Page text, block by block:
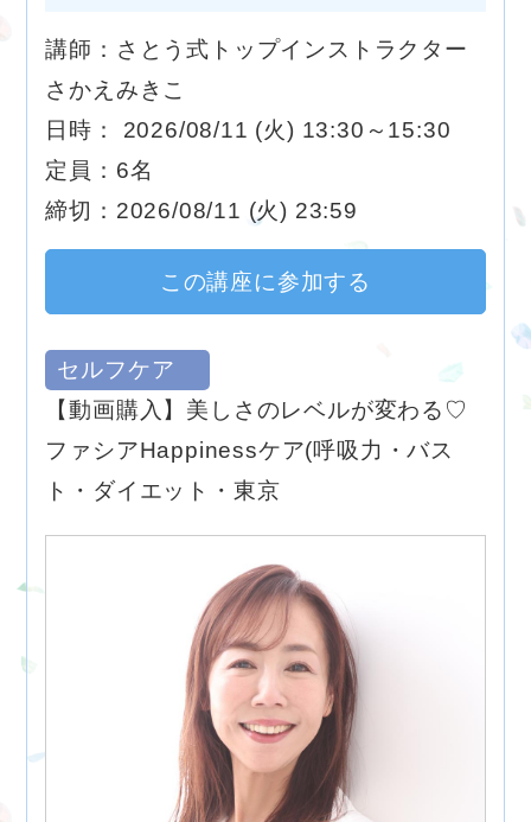
講師：さとう式トップインストラクター
さかえみきこ
日時： 2026/08/11 (火) 13:30～15:30
定員：6名
締切：2026/08/11 (火) 23:59
この講座に参加する
セルフケア
【動画購入】美しさのレベルが変わる♡
ファシアHappinessケア(呼吸力・バス
ト・ダイエット・東京